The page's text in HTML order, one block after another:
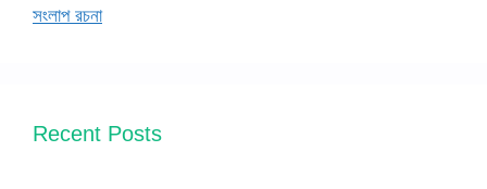
সংলাপ রচনা
Recent Posts